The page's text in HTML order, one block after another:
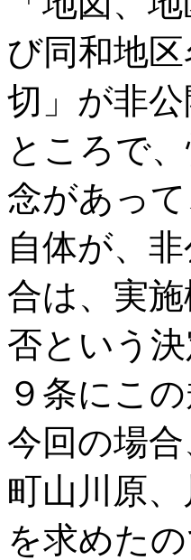
度
異
議
申
立
て
し
ま
た
は
び同和地
切」が非
ところで
念があっ
自体が、
合は、実
否という
９条にこ
今回の場
町山川原
を求めた